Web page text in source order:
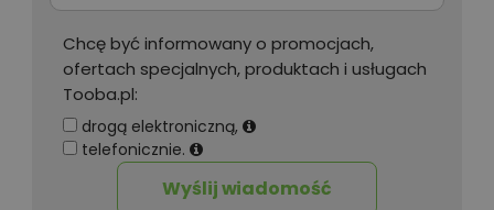
Chcę być informowany o promocjach,
ofertach specjalnych, produktach i usługach
Tooba.pl:
drogą elektroniczną,
telefonicznie.
Wyślij wiadomość